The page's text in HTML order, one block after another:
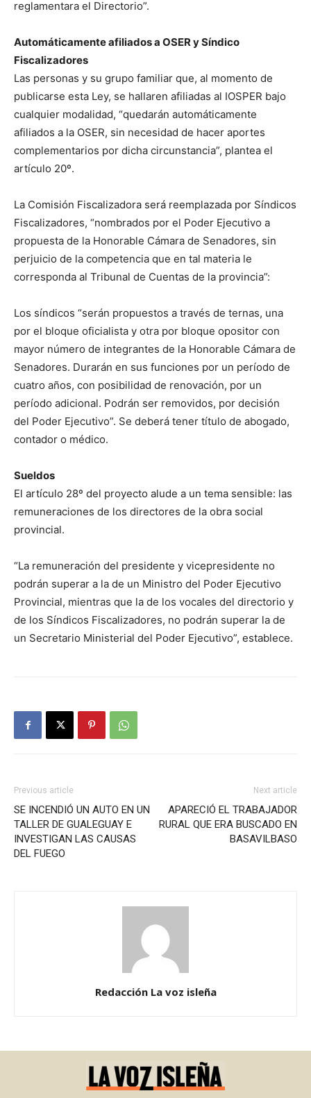
reglamentara el Directorio”.
Automáticamente afiliados a OSER y Síndico
Fiscalizadores
Las personas y su grupo familiar que, al momento de
publicarse esta Ley, se hallaren afiliadas al IOSPER bajo
cualquier modalidad, “quedarán automáticamente
afiliados a la OSER, sin necesidad de hacer aportes
complementarios por dicha circunstancia”, plantea el
artículo 20º.
La Comisión Fiscalizadora será reemplazada por Síndicos
Fiscalizadores, “nombrados por el Poder Ejecutivo a
propuesta de la Honorable Cámara de Senadores, sin
perjuicio de la competencia que en tal materia le
corresponda al Tribunal de Cuentas de la provincia”:
Los síndicos “serán propuestos a través de ternas, una
por el bloque oficialista y otra por bloque opositor con
mayor número de integrantes de la Honorable Cámara de
Senadores. Durarán en sus funciones por un período de
cuatro años, con posibilidad de renovación, por un
período adicional. Podrán ser removidos, por decisión
del Poder Ejecutivo”. Se deberá tener título de abogado,
contador o médico.
Sueldos
El artículo 28º del proyecto alude a un tema sensible: las
remuneraciones de los directores de la obra social
provincial.
“La remuneración del presidente y vicepresidente no
podrán superar a la de un Ministro del Poder Ejecutivo
Provincial, mientras que la de los vocales del directorio y
de los Síndicos Fiscalizadores, no podrán superar la de
un Secretario Ministerial del Poder Ejecutivo”, establece.
Previous article
SE INCENDIÓ UN AUTO EN UN
TALLER DE GUALEGUAY E
INVESTIGAN LAS CAUSAS
DEL FUEGO
Next article
APARECIÓ EL TRABAJADOR
RURAL QUE ERA BUSCADO EN
BASAVILBASO
Redacción La voz isleña